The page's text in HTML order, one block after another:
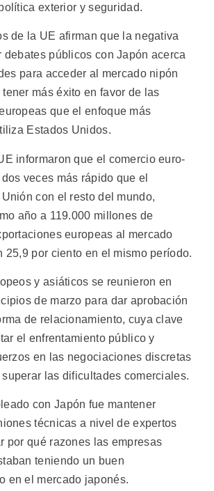
exterior y seguridad.
de la UE afirman que la negativa
debates públicos con Japón acerca
para acceder al mercado nipón
tener más éxito en favor de las
que el enfoque más
Estados Unidos.
informaron que el comercio euro-
veces más rápido que el
con el resto del mundo,
año a 119.000 millones de
europeas al mercado
25,9 por ciento en el mismo período.
y asiáticos se reunieron en
de marzo para dar aprobación
de relacionamiento, cuya clave
el enfrentamiento público y
en las negociaciones discretas
las dificultades comerciales.
con Japón fue mantener
técnicas a nivel de expertos
por qué razones las empresas
teniendo un buen
en el mercado japonés.